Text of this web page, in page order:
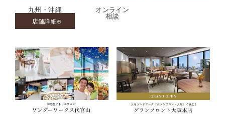
九州・沖縄
店舗詳細
オンライン
相談